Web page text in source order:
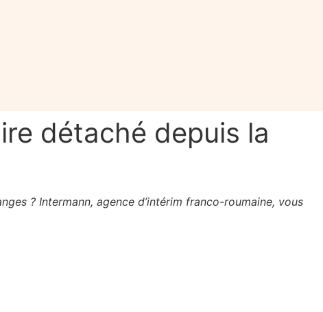
détaché depuis la
? Intermann, agence d’intérim franco-roumaine, vous